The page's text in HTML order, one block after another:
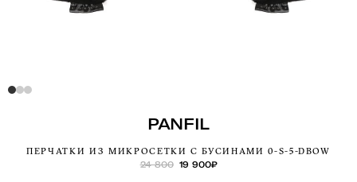
PANFIL
ПЕРЧАТКИ ИЗ МИКРОСЕТКИ С БУСИНАМИ 0-S-5-DBOW
24 800 19 900₽